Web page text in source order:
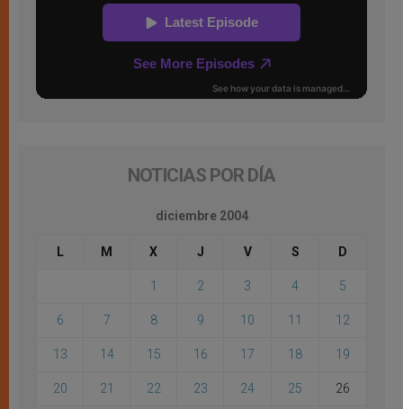
NOTICIAS POR DÍA
diciembre 2004
L M X J V S D
1 2 3 4 5
6 7 8 9 10 11 12
13 14 15 16 17 18 19
20 21 22 23 24 25 26